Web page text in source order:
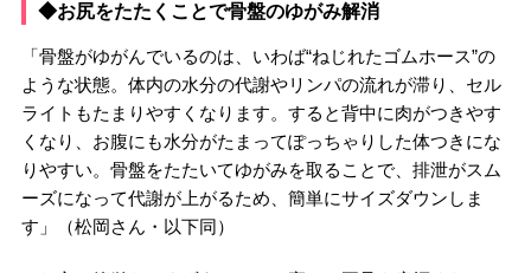
◆お尻をたたくことで骨盤のゆがみ解消
「骨盤がゆがんでいるのは、いわば“ねじれたゴムホース”の
ような状態。体内の水分の代謝やリンパの流れが滞り、セル
ライトもたまりやすくなります。すると背中に肉がつきやす
くなり、お腹にも水分がたまってぽっちゃりした体つきにな
りやすい。骨盤をたたいてゆがみを取ることで、排泄がスム
ーズになって代謝が上がるため、簡単にサイズダウンしま
す」（松岡さん・以下同）